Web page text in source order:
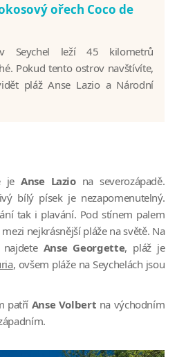
ořech Coco de
Seychel leží 45 kilometrů
Pokud tento ostrov navštívíte,
pláž Anse Lazio a Národní
je Anse Laziona severozápadě.
bílý písek je nezapomenutelný.
tak i plavání. Pod stínem palem
nejkrásnější pláže na světě. Na
najdete Anse Georgette, pláž je
, ovšem pláže na Seychelách jsou
patří Anse Volbert na východním